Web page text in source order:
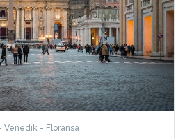
Venedik - Floransa